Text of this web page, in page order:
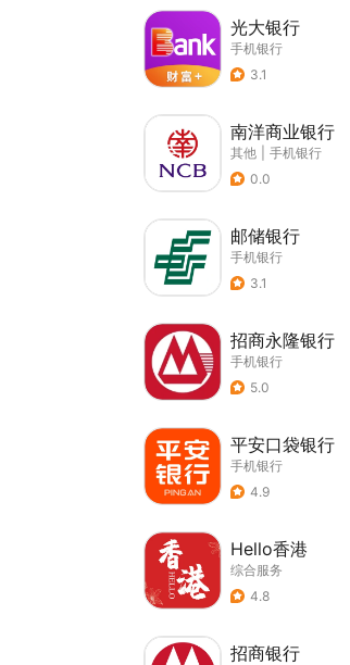
光大银行
手机银行
3.1
南洋商业银行
其他
手机银行
0.0
邮储银行
手机银行
3.1
招商永隆银行
手机银行
5.0
平安口袋银行
手机银行
4.9
Hello香港
综合服务
4.8
招商银行